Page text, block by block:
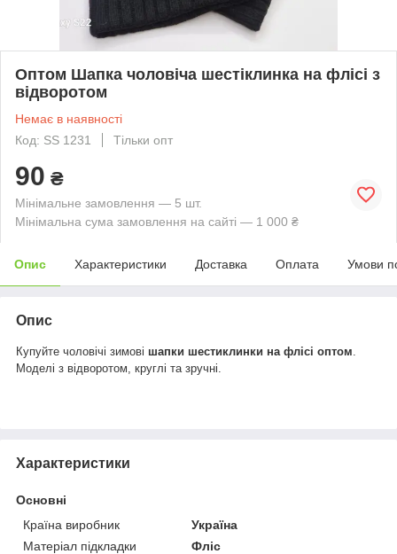
Оптом Шапка чоловіча шестіклинка на флісі з
відворотом
Немає в наявності
Код: SS 1231
Тільки опт
90 ₴
Мінімальне замовлення — 5 шт.
Мінімальна сума замовлення на сайті — 1 000 ₴
Опис Характеристики Доставка Оплата Умови
Опис
Купуйте чоловічі зимові шапки шестиклинки на флісі оптом
Моделі з відворотом, круглі та зручні.
Характеристики
Основні
Країна виробник
Україна
Матеріал підкладки
Фліс